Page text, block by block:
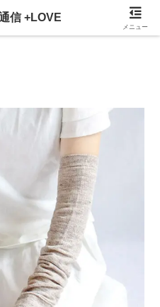
い隊通信を、WEBでも掲載！
信 +LOVE
メニュー